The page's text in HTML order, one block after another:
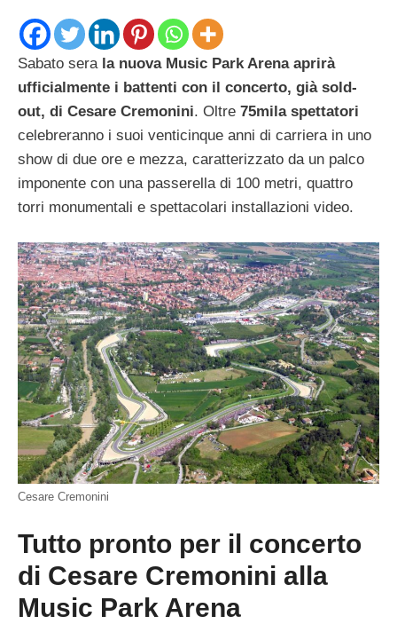
Sabato sera la nuova Music Park Arena aprirà
ufficialmente i battenti con il concerto, già sold-
out, di Cesare Cremonini. Oltre 75mila spettatori
celebreranno i suoi venticinque anni di carriera in uno
show di due ore e mezza, caratterizzato da un palco
imponente con una passerella di 100 metri, quattro
torri monumentali e spettacolari installazioni video.
Cesare Cremonini
Tutto pronto per il concerto
di Cesare Cremonini alla
Music Park Arena